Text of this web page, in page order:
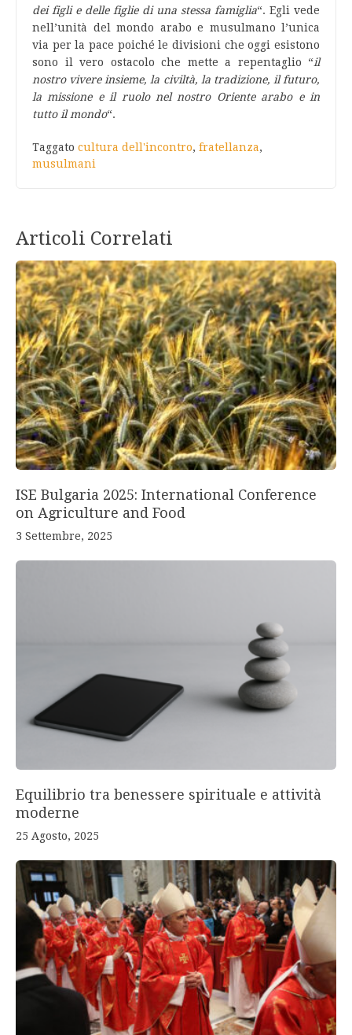
dei figli e delle figlie di una stessa famiglia“. Egli vede
nell’unità del mondo arabo e musulmano l’unica
via per la pace poiché le divisioni che oggi esistono
sono il vero ostacolo che mette a repentaglio “il
nostro vivere insieme, la civiltà, la tradizione, il futuro,
la missione e il ruolo nel nostro Oriente arabo e in
tutto il mondo“.
Taggato cultura dell'incontro, fratellanza,
musulmani
Articoli Correlati
ISE Bulgaria 2025: International Conference
on Agriculture and Food
3 Settembre, 2025
Equilibrio tra benessere spirituale e attività
moderne
25 Agosto, 2025